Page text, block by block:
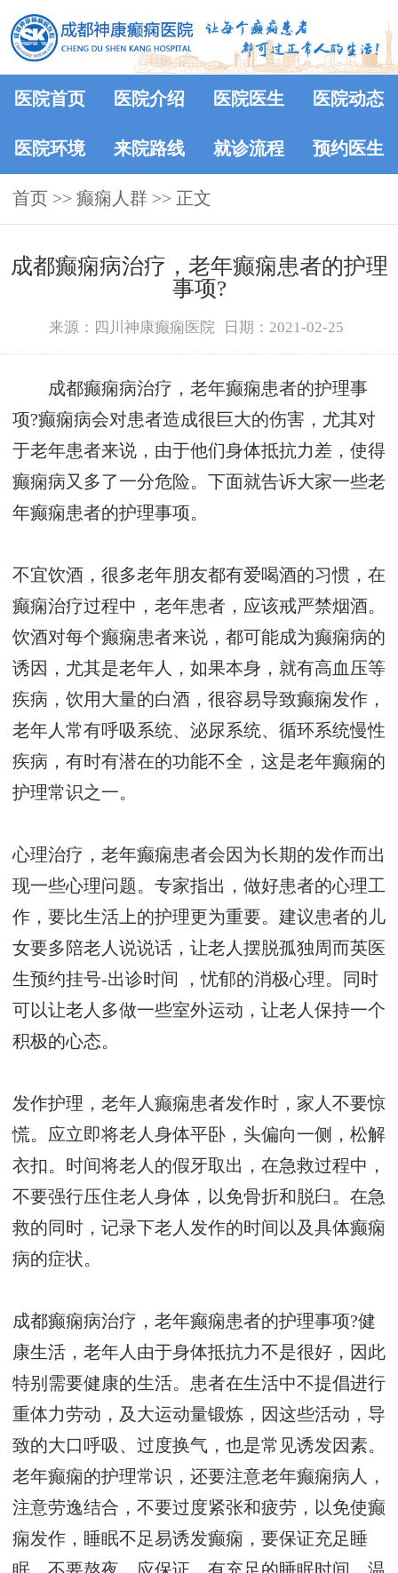
医院首页 医院介绍 医院医生 医院动态
医院环境 来院路线 就诊流程 预约医生
首页 >> 癫痫人群 >> 正文
成都癫痫病治疗，老年癫痫患者的护理
事项?
来源：四川神康癫痫医院 日期：2021-02-25
成都癫痫病治疗，老年癫痫患者的护理事
项?癫痫病会对患者造成很巨大的伤害，尤其对
于老年患者来说，由于他们身体抵抗力差，使得
癫痫病又多了一分危险。下面就告诉大家一些老
年癫痫患者的护理事项。
不宜饮酒，很多老年朋友都有爱喝酒的习惯，在
癫痫治疗过程中，老年患者，应该戒严禁烟酒。
饮酒对每个癫痫患者来说，都可能成为癫痫病的
诱因，尤其是老年人，如果本身，就有高血压等
疾病，饮用大量的白酒，很容易导致癫痫发作，
老年人常有呼吸系统、泌尿系统、循环系统慢性
疾病，有时有潜在的功能不全，这是老年癫痫的
护理常识之一。
心理治疗，老年癫痫患者会因为长期的发作而出
现一些心理问题。专家指出，做好患者的心理工
作，要比生活上的护理更为重要。建议患者的儿
女要多陪老人说说话，让老人摆脱孤独周而英医
生预约挂号-出诊时间
，忧郁的消极心理。同时
可以让老人多做一些室外运动，让老人保持一个
积极的心态。
发作护理，老年人癫痫患者发作时，家人不要惊
慌。应立即将老人身体平卧，头偏向一侧，松解
衣扣。时间将老人的假牙取出，在急救过程中，
不要强行压住老人身体，以免骨折和脱臼。在急
救的同时，记录下老人发作的时间以及具体癫痫
病的症状。
成都癫痫病治疗，老年癫痫患者的护理事项?健
康生活，老年人由于身体抵抗力不是很好，因此
特别需要健康的生活。患者在生活中不提倡进行
重体力劳动，及大运动量锻炼，因这些活动，导
致的大口呼吸、过度换气，也是常见诱发因素。
老年癫痫的护理常识，还要注意老年癫痫病人，
注意劳逸结合，不要过度紧张和疲劳，以免使癫
痫发作，睡眠不足易诱发癫痫，要保证充足睡